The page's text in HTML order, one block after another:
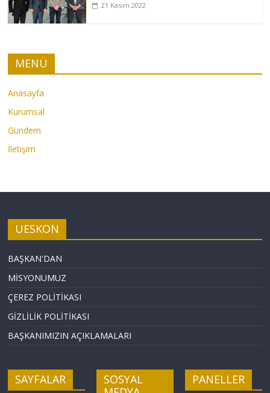
21 Kasım 2022
MENÜ
Anasayfa
Kurumsal
Gündem
İletişim
UESKON
BAŞKAN'DAN
MİSYONUMUZ
ÇEREZ POLİTİKASI
GİZLİLİK POLİTİKASI
BAŞKANIMIZIN AÇIKLAMALARI
SAYFALAR
SOSYAL
PANELLER